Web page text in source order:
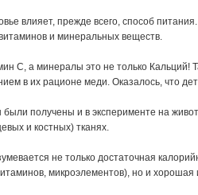
влияет, прежде всего, способ
и минеральных веществ.
С, а минералы это не только Кальций!
в их рационе меди. Оказалось, что
получены и в эксперименте на
и костных) тканях.
не только достаточная
микроэлементов), но и хорошая